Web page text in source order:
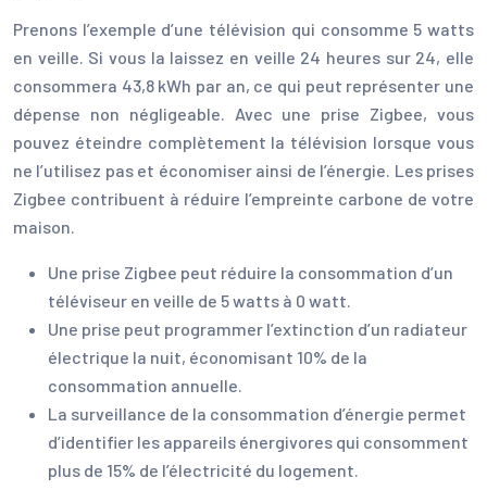
Prenons l’exemple d’une télévision qui consomme 5 watts
en veille. Si vous la laissez en veille 24 heures sur 24, elle
consommera 43,8 kWh par an, ce qui peut représenter une
dépense non négligeable. Avec une prise Zigbee, vous
pouvez éteindre complètement la télévision lorsque vous
ne l’utilisez pas et économiser ainsi de l’énergie. Les prises
Zigbee contribuent à réduire l’empreinte carbone de votre
maison.
Une prise Zigbee peut réduire la consommation d’un
téléviseur en veille de 5 watts à 0 watt.
Une prise peut programmer l’extinction d’un radiateur
électrique la nuit, économisant 10% de la
consommation annuelle.
La surveillance de la consommation d’énergie permet
d’identifier les appareils énergivores qui consomment
plus de 15% de l’électricité du logement.